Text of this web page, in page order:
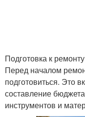
Подготовка к ремонту
Перед началом
подготовиться. Это
составление
инструментов и